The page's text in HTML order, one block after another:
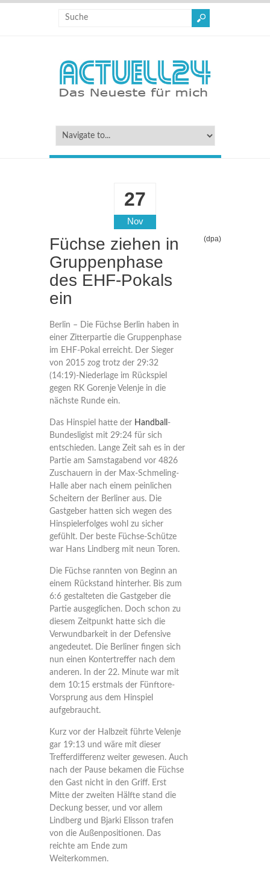
27
Nov
Füchse ziehen in
Gruppenphase
des EHF-Pokals
ein
(dpa)
Berlin – Die Füchse Berlin haben in
einer Zitterpartie die Gruppenphase
im EHF-Pokal erreicht. Der Sieger
von 2015 zog trotz der 29:32
(14:19)-Niederlage im Rückspiel
gegen RK Gorenje Velenje in die
nächste Runde ein.
Das Hinspiel hatte der Handball -
Bundesligist mit 29:24 für sich
entschieden. Lange Zeit sah es in der
Partie am Samstagabend vor 4826
Zuschauern in der Max-Schmeling-
Halle aber nach einem peinlichen
Scheitern der Berliner aus. Die
Gastgeber hatten sich wegen des
Hinspielerfolges wohl zu sicher
gefühlt. Der beste Füchse-Schütze
war Hans Lindberg mit neun Toren.
Die Füchse rannten von Beginn an
einem Rückstand hinterher. Bis zum
6:6 gestalteten die Gastgeber die
Partie ausgeglichen. Doch schon zu
diesem Zeitpunkt hatte sich die
Verwundbarkeit in der Defensive
angedeutet. Die Berliner fingen sich
nun einen Kontertreffer nach dem
anderen. In der 22. Minute war mit
dem 10:15 erstmals der Fünftore-
Vorsprung aus dem Hinspiel
aufgebraucht.
Kurz vor der Halbzeit führte Velenje
gar 19:13 und wäre mit dieser
Trefferdifferenz weiter gewesen. Auch
nach der Pause bekamen die Füchse
den Gast nicht in den Griff. Erst
Mitte der zweiten Hälfte stand die
Deckung besser, und vor allem
Lindberg und Bjarki Elisson trafen
von die Außenpositionen. Das
reichte am Ende zum
Weiterkommen.